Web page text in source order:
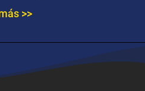
>>